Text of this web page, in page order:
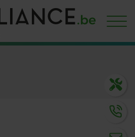
n'attendque vous